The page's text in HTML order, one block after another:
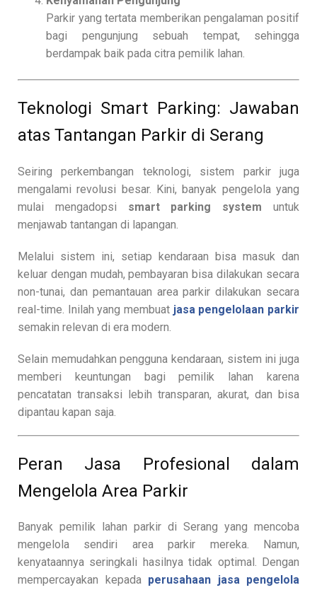
Parkir yang tertata memberikan pengalaman positif
bagi pengunjung sebuah tempat, sehingga
berdampak baik pada citra pemilik lahan.
Teknologi Smart Parking: Jawaban
atas Tantangan Parkir di Serang
Seiring perkembangan teknologi, sistem parkir juga
mengalami revolusi besar. Kini, banyak pengelola yang
mulai mengadopsi smart parking system untuk
menjawab tantangan di lapangan.
Melalui sistem ini, setiap kendaraan bisa masuk dan
keluar dengan mudah, pembayaran bisa dilakukan secara
non-tunai, dan pemantauan area parkir dilakukan secara
real-time. Inilah yang membuat jasa pengelolaan parkir
semakin relevan di era modern.
Selain memudahkan pengguna kendaraan, sistem ini juga
memberi keuntungan bagi pemilik lahan karena
pencatatan transaksi lebih transparan, akurat, dan bisa
dipantau kapan saja.
Peran Jasa Profesional dalam
Mengelola Area Parkir
Banyak pemilik lahan parkir di Serang yang mencoba
mengelola sendiri area parkir mereka. Namun,
kenyataannya seringkali hasilnya tidak optimal. Dengan
mempercayakan kepada perusahaan jasa pengelola